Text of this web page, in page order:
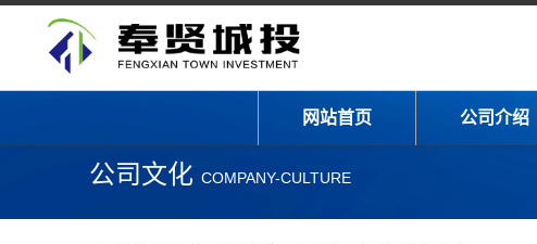
网站首页 公司介绍
公司文化 COMPANY-CULTURE